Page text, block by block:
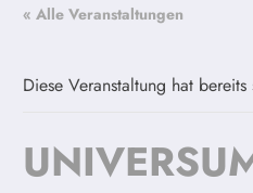
« Alle Veranstaltungen
Diese Veranstaltung hat